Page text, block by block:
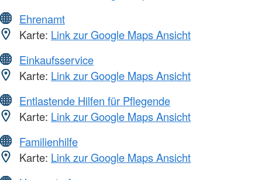
Ehrenamt
Karte: Link zur Google Maps Ansicht
Einkaufsservice
Karte: Link zur Google Maps Ansicht
Entlastende Hilfen für Pflegende
Karte: Link zur Google Maps Ansicht
Familienhilfe
Karte: Link zur Google Maps Ansicht